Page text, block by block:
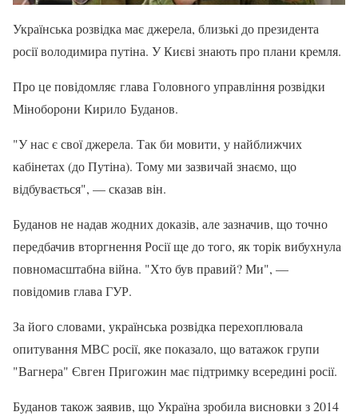
Українська розвідка має джерела, близькі до президента
росії володимира путіна. У Києві знають про плани кремля.
Про це повідомляє глава Головного управління розвідки
Міноборони Кирило Буданов.
"У нас є свої джерела. Так би мовити, у найближчих
кабінетах (до Путіна). Тому ми зазвичай знаємо, що
відбувається", — сказав він.
Буданов не надав жодних доказів, але зазначив, що точно
передбачив вторгнення Росії ще до того, як торік вибухнула
повномасштабна війна. "Хто був правий? Ми", —
повідомив глава ГУР.
За його словами, українська розвідка перехоплювала
опитування МВС росії, яке показало, що ватажок групи
"Вагнера" Євген Пригожин має підтримку всередині росії.
Буданов також заявив, що Україна зробила висновки з 2014